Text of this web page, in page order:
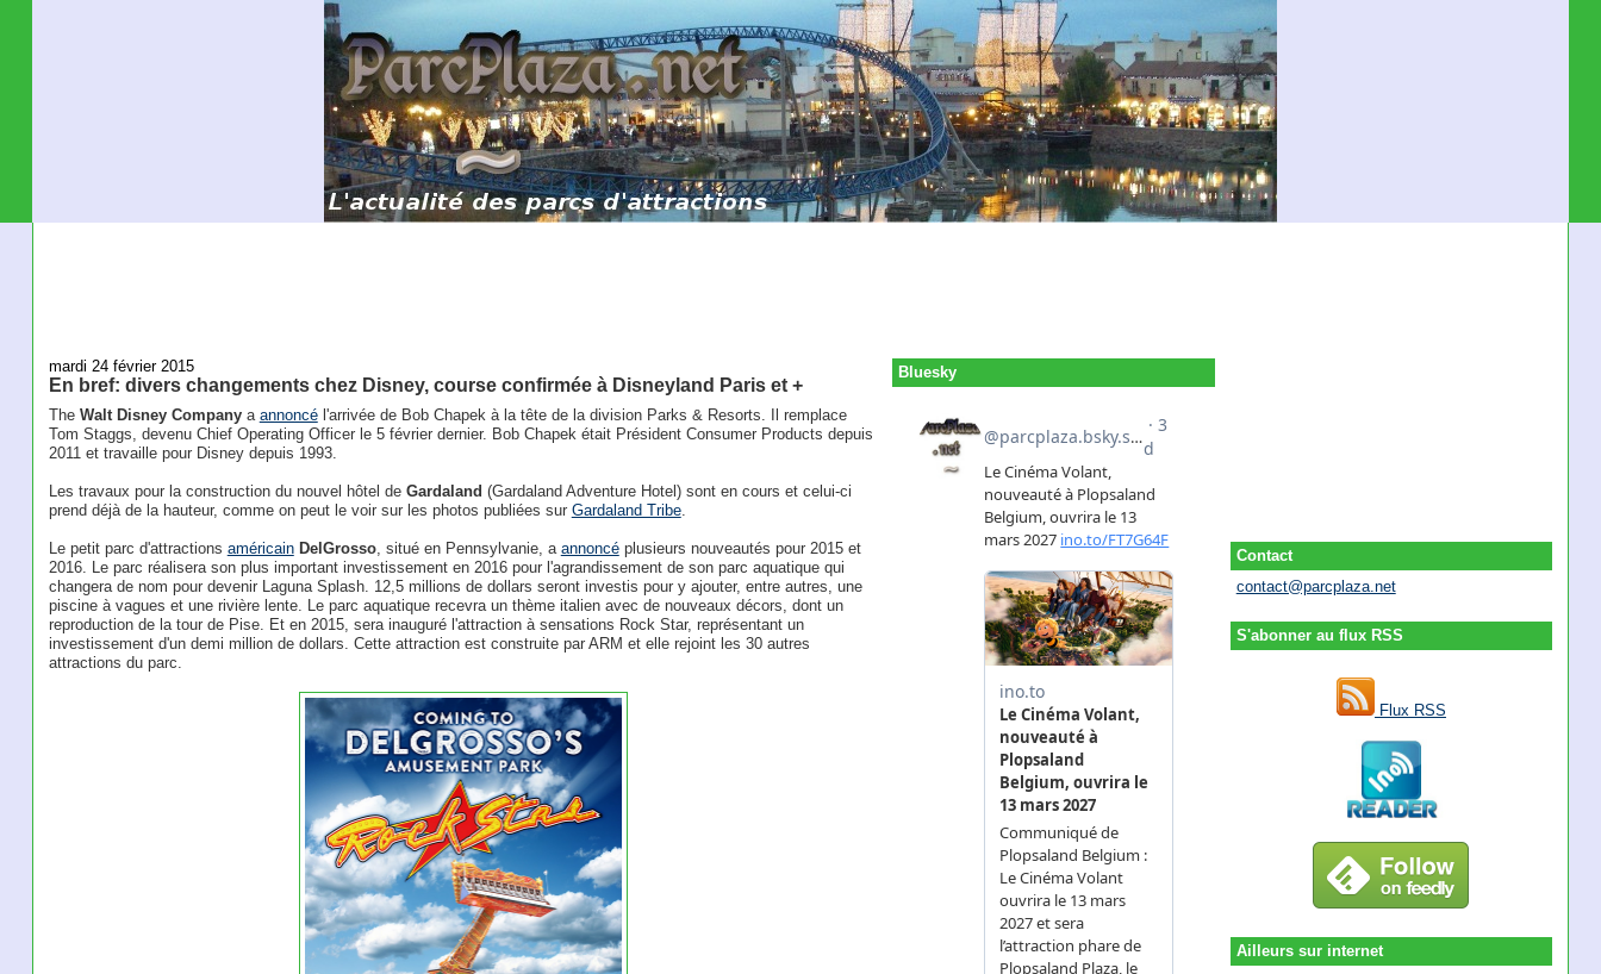
Contact
contact@parcplaza.net
S'abonner au flux RSS
Flux RSS
Ailleurs sur internet
mardi 24 février 2015
En bref: divers changements chez Disney, course confirmée à Disneyland Paris et +
The Walt Disney Companya annoncél'arrivée de Bob Chapek à la tête de la division Parks & Resorts. Il remplace
Tom Staggs, devenu Chief Operating Officer le 5 février dernier. Bob Chapek était Président Consumer Products depuis
2011 et travaille pour Disney depuis 1993.
Les travaux pour la construction du nouvel hôtel de Gardaland (Gardaland Adventure Hotel) sont en cours et celui-ci
prend déjà de la hauteur, comme on peut le voir sur les photos publiées sur Gardaland Tribe.
Le petit parc d'attractions américain DelGrosso, situé en Pennsylvanie, a annoncéplusieurs nouveautés pour 2015 et
2016. Le parc réalisera son plus important investissement en 2016 pour l'agrandissement de son parc aquatique qui
changera de nom pour devenir Laguna Splash. 12,5 millions de dollars seront investis pour y ajouter, entre autres, une
piscine à vagues et une rivière lente. Le parc aquatique recevra un thème italien avec de nouveaux décors, dont un
reproduction de la tour de Pise. Et en 2015, sera inauguré l'attraction à sensations Rock Star, représentant un
investissement d'un demi million de dollars. Cette attraction est construite par ARM et elle rejoint les 30 autres
attractions du parc.
Bluesky